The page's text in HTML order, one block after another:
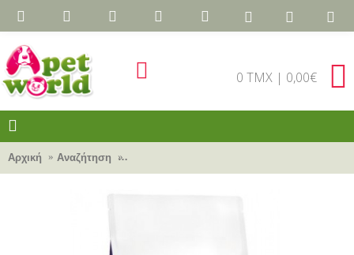
0 TMX | 0,00€
Αρχική Αναζήτηση Royal Canin Veterinary Care Nutrition - Feline